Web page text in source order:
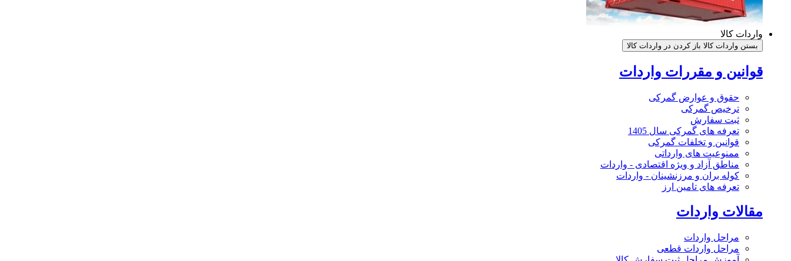
واردات کالا
بستن واردات کالا باز کردن در واردات کالا
قوانین و مقررات واردات
حقوق و عوارض گمرکی
ترخیص گمرکی
ثبت سفارش
تعرفه های گمرکی سال 1405
قوانین و تخلفات گمرکی
ممنوعیت های وارداتی
مناطق آزاد و ویژه اقتصادی - واردات
کوله بران و مرزنشینان - واردات
تعرفه های تامین ارز
مقالات واردات
مراحل واردات
مراحل واردات قطعی